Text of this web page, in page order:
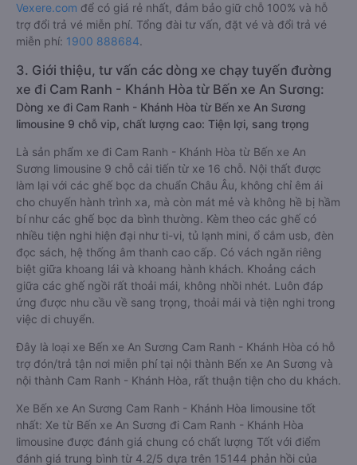
Vexere.com để có giá rẻ nhất, đảm bảo giữ chỗ 100% và hỗ
trợ đổi trả vé miễn phí. Tổng đài tư vấn, đặt vé và đổi trả vé
miễn phí: 1900 888684.
3. Giới thiệu, tư vấn các dòng xe chạy tuyến đường
xe đi Cam Ranh - Khánh Hòa từ Bến xe An Sương:
Dòng xe đi Cam Ranh - Khánh Hòa từ Bến xe An Sương
limousine 9 chỗ vip, chất lượng cao: Tiện lợi, sang trọng
Là sản phẩm xe đi Cam Ranh - Khánh Hòa từ Bến xe An
Sương limousine 9 chỗ cải tiến từ xe 16 chỗ. Nội thất được
làm lại với các ghế bọc da chuẩn Châu Âu, không chỉ êm ái
cho chuyến hành trình xa, mà còn mát mẻ và không hề bị hầm
bí như các ghế bọc da bình thường. Kèm theo các ghế có
nhiều tiện nghi hiện đại như ti-vi, tủ lạnh mini, ổ cắm usb, đèn
đọc sách, hệ thống âm thanh cao cấp. Có vách ngăn riêng
biệt giữa khoang lái và khoang hành khách. Khoảng cách
giữa các ghế ngồi rất thoải mái, không nhồi nhét. Luôn đáp
ứng được nhu cầu về sang trọng, thoải mái và tiện nghi trong
việc di chuyển.
Đây là loại xe Bến xe An Sương Cam Ranh - Khánh Hòa có hỗ
trợ đón/trả tận nơi miễn phí tại nội thành Bến xe An Sương và
nội thành Cam Ranh - Khánh Hòa, rất thuận tiện cho du khách.
Xe Bến xe An Sương Cam Ranh - Khánh Hòa limousine tốt
nhất: Xe từ Bến xe An Sương đi Cam Ranh - Khánh Hòa
limousine được đánh giá chung có chất lượng Tốt với điểm
đánh giá trung bình từ 4.2/5 dựa trên 15144 phản hồi của